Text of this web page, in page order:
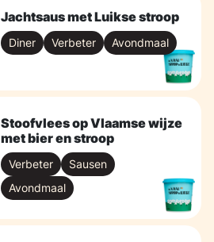
Jachtsaus met Luikse stroop
Diner Verbeter Avondmaal
Stoofvlees op Vlaamse wijze
met bier en stroop
Verbeter
Sausen
Avondmaal